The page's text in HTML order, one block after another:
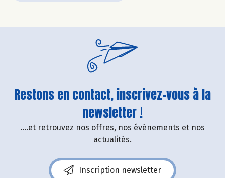
Restons en contact, inscrivez-vous à la
newsletter !
....et retrouvez nos offres, nos événements et nos
actualités.
Inscription newsletter